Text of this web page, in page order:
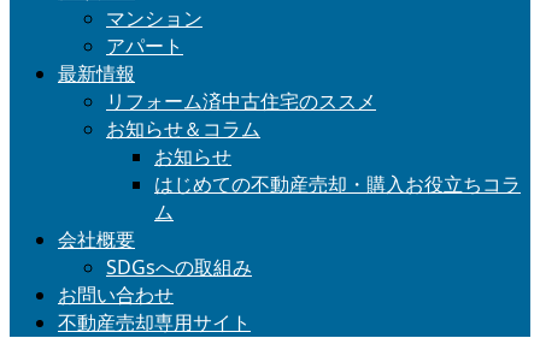
マンション
アパート
最新情報
リフォーム済中古住宅のススメ
お知らせ＆コラム
お知らせ
はじめての不動産売却・購入お役立ちコラ
ム
会社概要
SDGsへの取組み
お問い合わせ
不動産売却専用サイト